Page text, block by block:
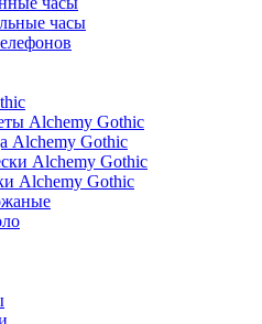
часы
Alchemy Gothic
Alchemy Gothic
Alchemy Gothic
Alchemy Gothic